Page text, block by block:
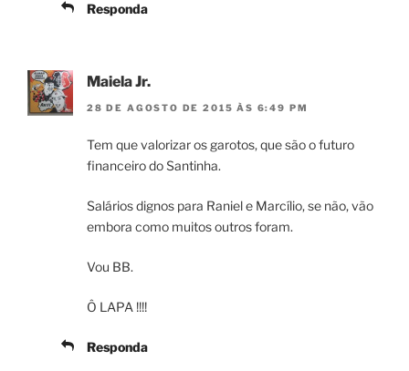
Responda
Maiela Jr.
28 DE AGOSTO DE 2015 ÀS 6:49 PM
Tem que valorizar os garotos, que são o futuro
financeiro do Santinha.
Salários dignos para Raniel e Marcílio, se não, vão
embora como muitos outros foram.
Vou BB.
Ô LAPA !!!!
Responda